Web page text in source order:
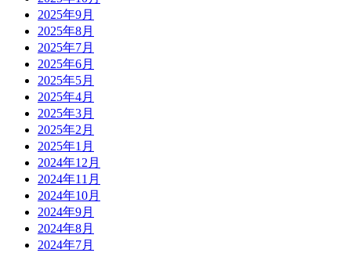
2025年9月
2025年8月
2025年7月
2025年6月
2025年5月
2025年4月
2025年3月
2025年2月
2025年1月
2024年12月
2024年11月
2024年10月
2024年9月
2024年8月
2024年7月